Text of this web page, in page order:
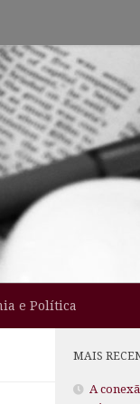
e Política
MAIS
A